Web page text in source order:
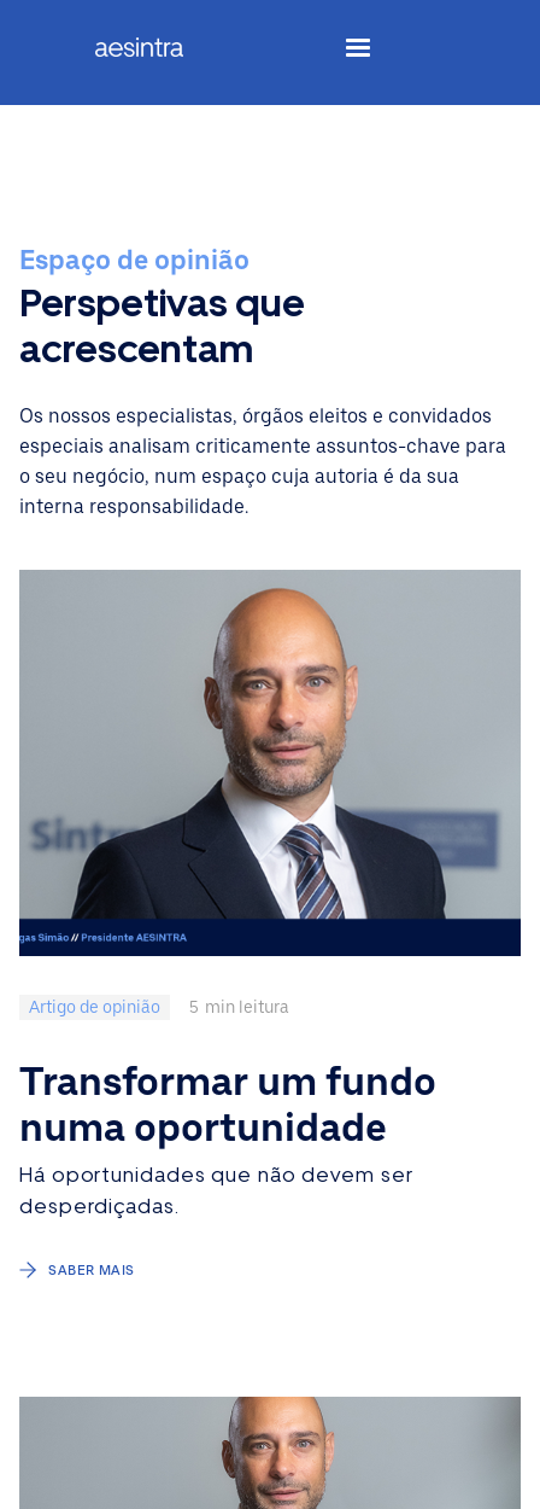
Espaço de opinião
Perspetivas que
acrescentam
Os nossos especialistas, órgãos eleitos e convidados
especiais analisam criticamente assuntos-chave para
o seu negócio, num espaço cuja autoria é da sua
interna responsabilidade.
Artigo de opinião 5 min leitura
Transformar um fundo
numa oportunidade
Há oportunidades que não devem ser
desperdiçadas.
SABER MAIS